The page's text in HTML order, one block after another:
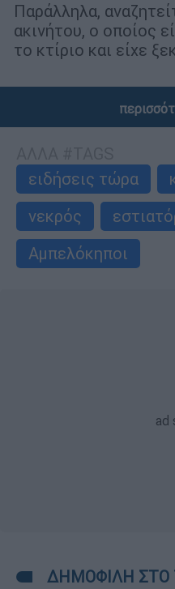
Παράλληλα,
ακινήτου, ο οποίος
το κτίριο και είχε
ειδήσεις τώρα
νεκρός
Αμπελόκηποι
ΔΗΜΟΦΙΛΗ ΣΤΟ